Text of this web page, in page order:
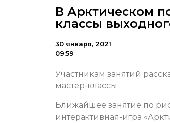
В Арктическом
классы
30 января, 2021
09:59
Участникам занятий
мастер-классы.
Ближайшее занятие по
интерактивная-игра